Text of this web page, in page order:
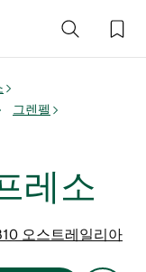
그렌펠
레소
오스트레일리아